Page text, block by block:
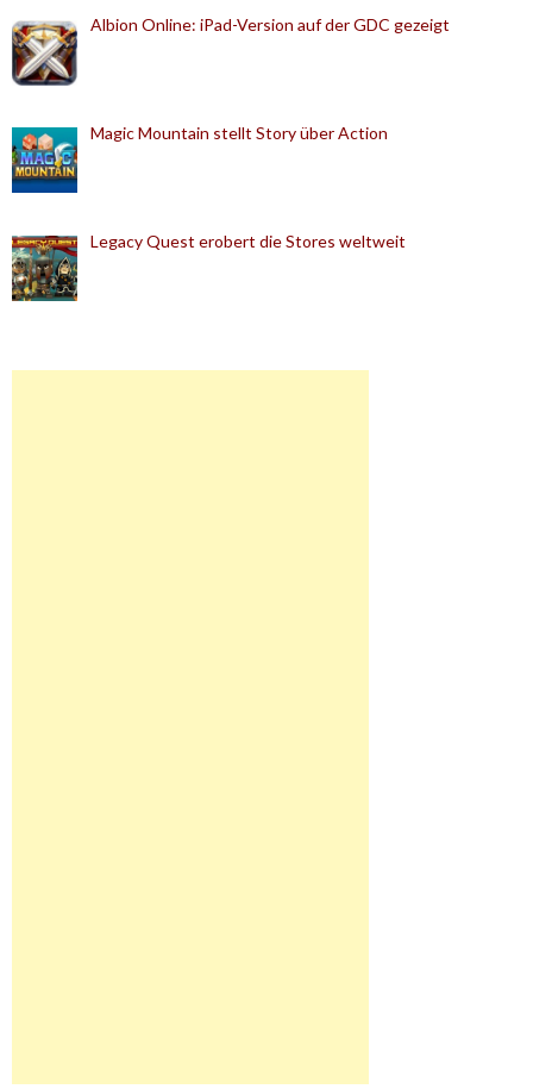
Albion Online: iPad-Version auf der GDC gezeigt
Magic Mountain stellt Story über Action
Legacy Quest erobert die Stores weltweit